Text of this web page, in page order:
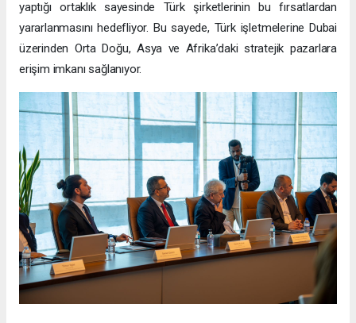
yaptığı ortaklık sayesinde Türk şirketlerinin bu fırsatlardan
yararlanmasını hedefliyor. Bu sayede, Türk işletmelerine Dubai
üzerinden Orta Doğu, Asya ve Afrika’daki stratejik pazarlara
erişim imkanı sağlanıyor.